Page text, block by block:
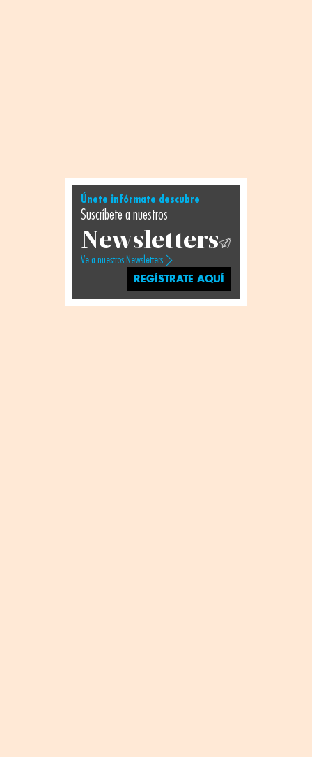
Únete infórmate descubre
Suscríbete a nuestros
Newsletters
Ve a nuestros Newsletters
REGÍSTRATE AQUÍ